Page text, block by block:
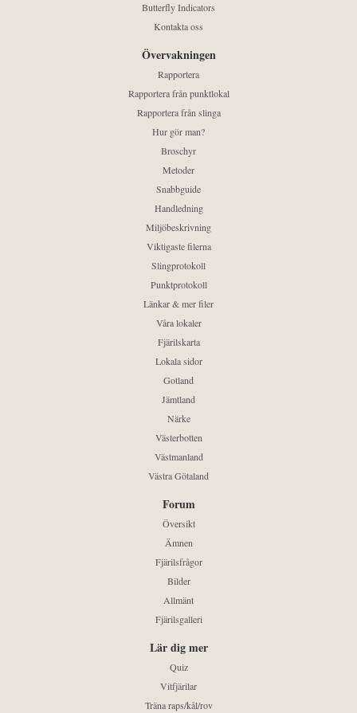
Butterfly Indicators
Kontakta oss
Övervakningen
Rapportera
Rapportera från punktlokal
Rapportera från slinga
Hur gör man?
Broschyr
Metoder
Snabbguide
Handledning
Miljöbeskrivning
Viktigaste filerna
Slingprotokoll
Punktprotokoll
Länkar & mer filer
Våra lokaler
Fjärilskarta
Lokala sidor
Gotland
Jämtland
Närke
Västerbotten
Västmanland
Västra Götaland
Forum
Översikt
Ämnen
Fjärilsfrågor
Bilder
Allmänt
Fjärilsgalleri
Lär dig mer
Quiz
Vitfjärilar
Träna raps/kål/rov